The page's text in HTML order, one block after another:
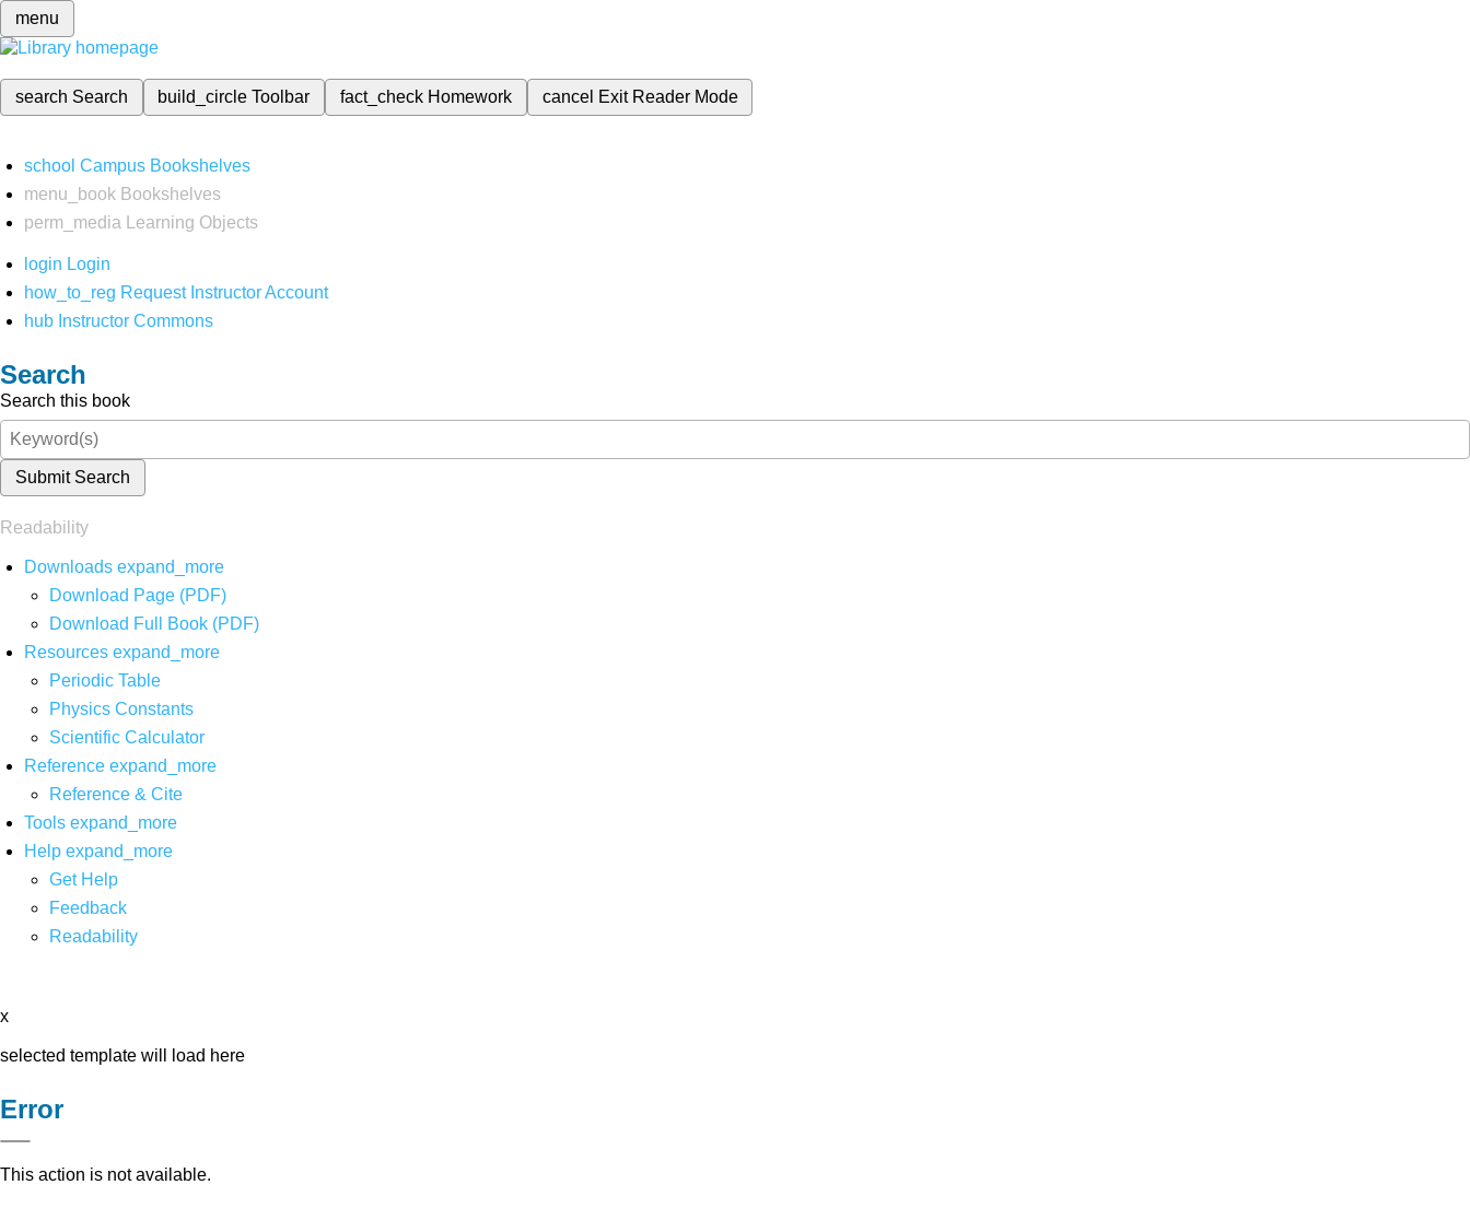
menu
search Search build_circleToolbar fact_check Homework cancel Exit Reader Mode
school Campus Bookshelves
menu_book Bookshelves
perm_media
Learning Objects
login Login
how_to_reg Request Instructor Account
hub Instructor Commons
Search
Search this book
Submit Search
Readability
Downloads expand_more
Download Page (PDF)
Download Full Book (PDF)
Resources expand_more
Periodic Table
Physics Constants
Scientific Calculator
Reference expand_more
Reference & Cite
Tools expand_more
Help expand_more
Get Help
Feedback
Readability
x
selected template will load here
Error
This action is not available.